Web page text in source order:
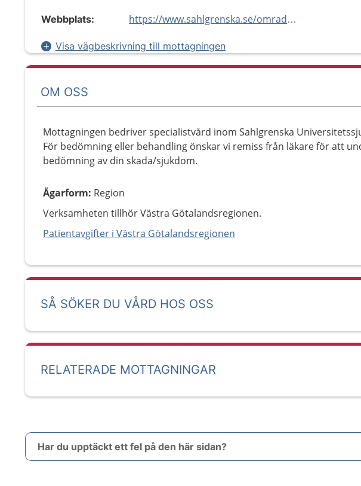
Webbplats: https://www.sahlgrenska.se/omraden/omrade-3/arbetsterapi-och-fysioterapi/enheter/arbetsterapi-molndal/
Visa vägbeskrivning till mottagningen
OM OSS
Mottagningen bedriver specialistvård inom Sahlgrenska
För bedömning eller behandling önskar vi remiss från läkare för att
bedömning av din skada/sjukdom.
Ägarform: Region
Verksamheten tillhör Västra Götalandsregionen.
Patientavgifter i Västra Götalandsregionen
SÅ SÖKER DU VÅRD HOS OSS
RELATERADE MOTTAGNINGAR
Har du upptäckt ett fel på den här sidan?